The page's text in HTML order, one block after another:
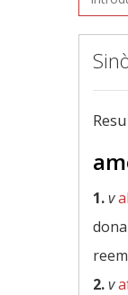
1.v
2.v